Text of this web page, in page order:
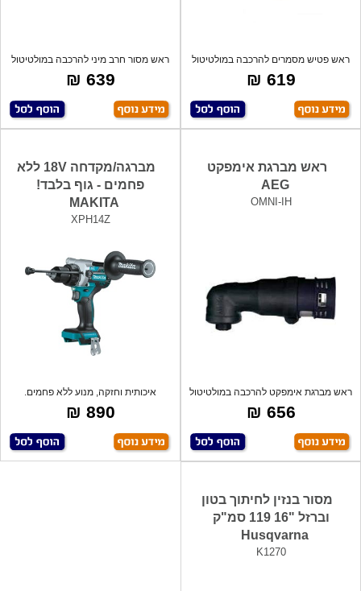
ראש פטיש מסמרים להרכבה במולטיטול
AEG
619 ₪
ראש מסור חרב מיני להרכבה במולטיטול
AEG
639 ₪
ראש מברגת אימפקט
AEG
OMNI-IH
ראש מברגת אימפקט להרכבה במולטיטול
AEG
656 ₪
מברגה/מקדחה 18V ללא
פחמים - גוף בלבד!
MAKITA
XPH14Z
איכותית וחזקה, מנוע ללא פחמים.
טכנולוגיי
890 ₪
מסור בנזין לחיתוך בטון
וברזל "16 119 סמ"ק
Husqvarna
K1270